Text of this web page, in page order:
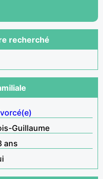
recherché
Guillaume
ans